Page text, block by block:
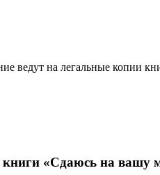
ведут на легальные копии
«Сдаюсь на вашу